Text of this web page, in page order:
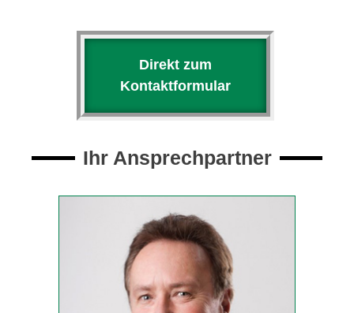
Direkt zum
Kontaktformular
Ihr Ansprechpartner